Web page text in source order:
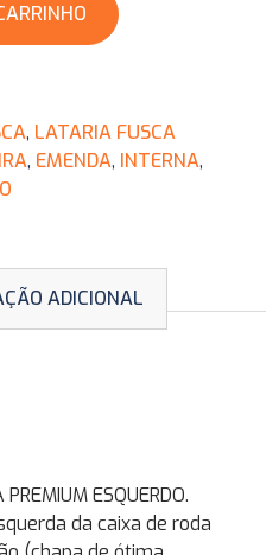
, LATARIA FUSCA
, EMENDA, INTERNA,
ADICIONAL
ESQUERDO.
da caixa de roda